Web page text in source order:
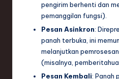
pengirim berhenti dan
pemanggilan fungsi).
Pesan Asinkron:
panah terbuka, ini
melanjutkan
(misalnya,
Pesan Kembali: Panah